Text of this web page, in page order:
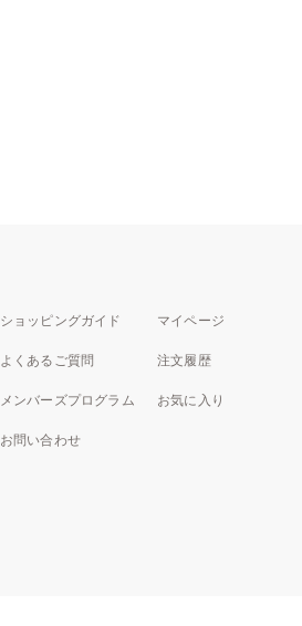
ショッピングガイド
よくあるご質問
メンバーズプログラム
お問い合わせ
マイページ
注文履歴
お気に入り